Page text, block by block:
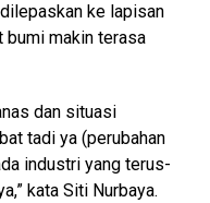
ke lapisan
bumi makin terasa
dan situasi
tadi ya (perubahan
industri yang terus-
kata Siti Nurbaya.